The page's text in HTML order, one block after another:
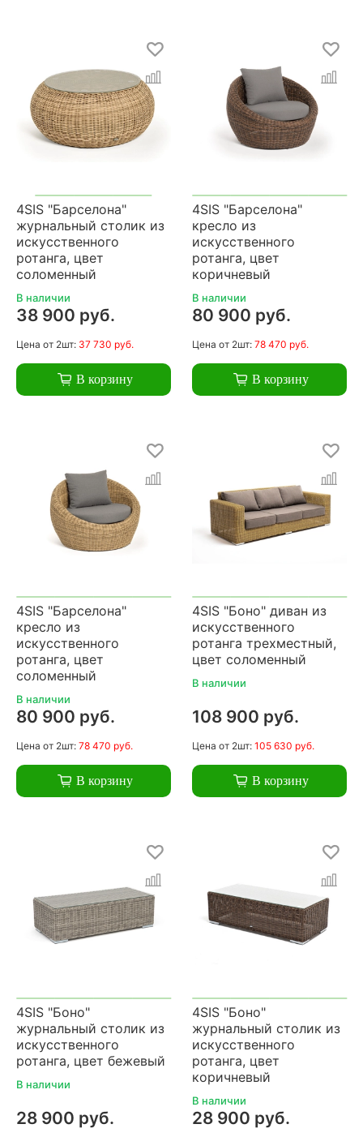
4SIS "Барселона"
журнальный столик из
искусственного
ротанга, цвет
соломенный
В наличии
38 900 руб.
Цена от 2шт: 37 730 руб.
В корзину
4SIS "Барселона"
кресло из
искусственного
ротанга, цвет
коричневый
В наличии
80 900 руб.
Цена от 2шт: 78 470 руб.
В корзину
4SIS "Барселона"
кресло из
искусственного
ротанга, цвет
соломенный
В наличии
80 900 руб.
Цена от 2шт: 78 470 руб.
В корзину
4SIS "Боно" диван из
искусственного
ротанга трехместный,
цвет соломенный
В наличии
108 900 руб.
Цена от 2шт: 105 630 руб.
В корзину
4SIS "Боно"
журнальный столик из
искусственного
ротанга, цвет бежевый
В наличии
28 900 руб.
4SIS "Боно"
журнальный столик из
искусственного
ротанга, цвет
коричневый
В наличии
28 900 руб.